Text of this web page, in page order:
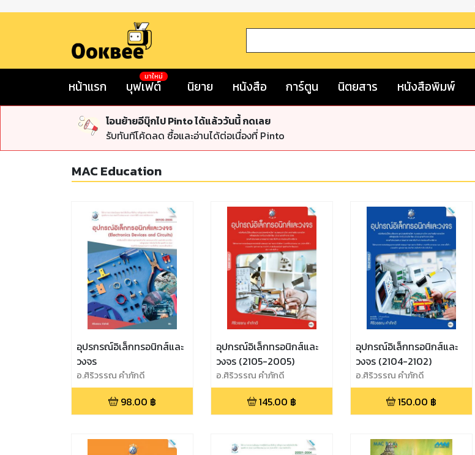
หน้าแรก บุฟเฟต์
มาใหม่
นิยาย หนังสือ การ์ตูน นิตยสาร หนังสือพิมพ์
โอนย้ายอีบุ๊กไป Pinto ได้แล้ววันนี้ กดเลย
รับทันทีโค้ดลด ซื้อและอ่านได้ต่อเนื่องที่ Pinto
MAC Education
อุปรกรณ์อิเล็กทรอนิกส์และ
วงจร
อ.ศิริวรรณ คำภักดี
98.00 ฿
อุปกรณ์อิเล็กทรอนิกส์และ
วงจร (2105-2005)
อ.ศิริวรรณ คำภักดี
145.00 ฿
อุปกรณ์อิเล็กทรอนิกส์และ
วงจร (2104-2102)
อ.ศิริวรรณ คำภักดี
150.00 ฿